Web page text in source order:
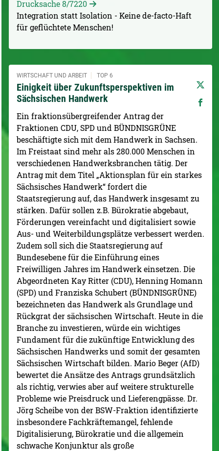
Drucksache 8/7220
Integration statt Isolation - Keine de-facto-Haft
für geflüchtete Menschen!
Einigkeit über Zukunftsperspektiven im
Sächsischen Handwerk
WIRTSCHAFT UND ARBEIT TOP 6
Ein fraktionsübergreifender Antrag der
Fraktionen CDU, SPD und BÜNDNISGRÜNE
beschäftigte sich mit dem Handwerk in Sachsen.
Im Freistaat sind mehr als 280.000 Menschen in
verschiedenen Handwerksbranchen tätig. Der
Antrag mit dem Titel „Aktionsplan für ein starkes
Sächsisches Handwerk“ fordert die
Staatsregierung auf, das Handwerk insgesamt zu
stärken. Dafür sollen z.B. Bürokratie abgebaut,
Förderungen vereinfacht und digitalisiert sowie
Aus- und Weiterbildungsplätze verbessert werden.
Zudem soll sich die Staatsregierung auf
Bundesebene für die Einführung eines
Freiwilligen Jahres im Handwerk einsetzen. Die
Abgeordneten Kay Ritter (CDU), Henning Homann
(SPD) und Franziska Schubert (BÜNDNISGRÜNE)
bezeichneten das Handwerk als Grundlage und
Rückgrat der sächsischen Wirtschaft. Heute in die
Branche zu investieren, würde ein wichtiges
Fundament für die zukünftige Entwicklung des
Sächsischen Handwerks und somit der gesamten
Sächsischen Wirtschaft bilden. Mario Beger (AfD)
bewertet die Ansätze des Antrags grundsätzlich
als richtig, verwies aber auf weitere strukturelle
Probleme wie Preisdruck und Lieferengpässe. Dr.
Jörg Scheibe von der BSW-Fraktion identifizierte
insbesondere Fachkräftemangel, fehlende
Digitalisierung, Bürokratie und die allgemein
schwache Konjunktur als große